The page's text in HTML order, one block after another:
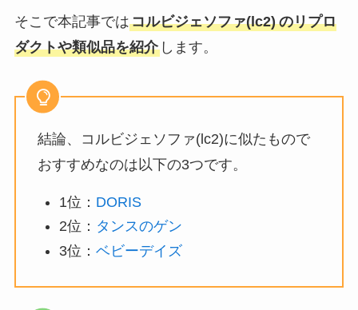
そこで本記事ではコルビジェソファ(lc2) のリプロ
ダクトや類似品を紹介します。
結論、コルビジェソファ(lc2)に似たもので
おすすめなのは以下の3つです。
1位： DORIS
2位： タンスのゲン
3位： ベビーデイズ